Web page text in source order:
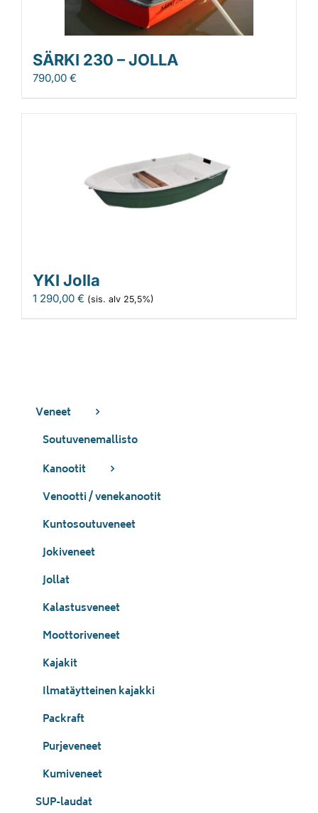
SÄRKI 230 – JOLLA
790,00 €
YKI Jolla
1 290,00 € (sis. alv 25,5%)
Veneet
Soutuvenemallisto
Kanootit
Venootti / venekanootit
Kuntosoutuveneet
Jokiveneet
Jollat
Kalastusveneet
Moottoriveneet
Kajakit
Ilmatäytteinen kajakki
Packraft
Purjeveneet
Kumiveneet
SUP-laudat